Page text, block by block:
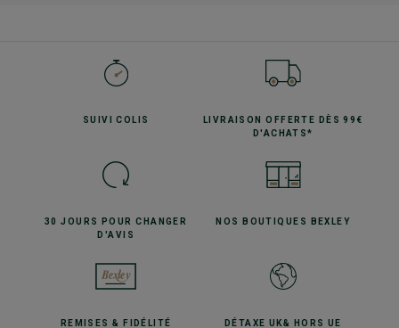
SUIVICOLIS LIVRAISON OFFERTE
DÈS 99€
D'ACHATS*
30 JOURS POURCHANGER
D'AVIS
NOS BOUTIQUES BEXLEY
REMISES& FIDÉLITÉ DÉTAXE UK& HORS UE